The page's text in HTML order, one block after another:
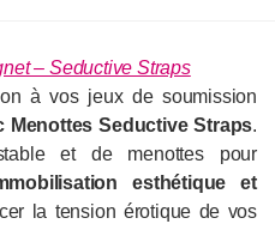
– Seductive Straps
à vos jeux de soumission
Menottes Seductive Straps.
et de menottes pour
esthétique et
la tension érotique de vos